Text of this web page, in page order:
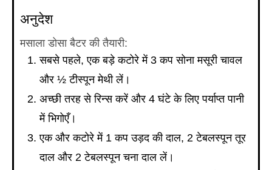
अनुदेश
मसाला डोसा बैटर की तैयारी:
सबसे पहले, एक बड़े कटोरे में 3 कप सोना मसूरी चावल
और ½ टीस्पून मेथी लें।
अच्छी तरह से रिन्स करें और 4 घंटे के लिए पर्याप्त पानी
में भिगोएँ।
एक और कटोरे में 1 कप उड़द की दाल, 2 टेबलस्पून तूर
दाल और 2 टेबलस्पून चना दाल लें।